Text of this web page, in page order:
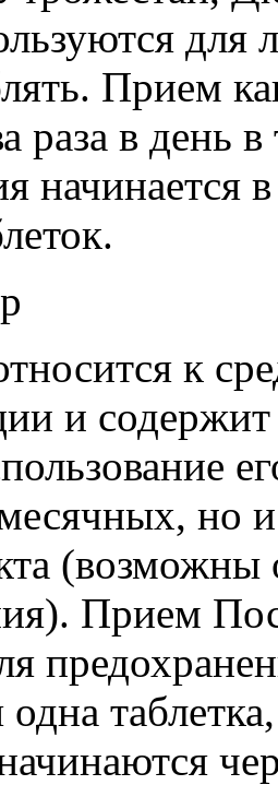
Прием
раза в день
начинается
к
и
но
Прием